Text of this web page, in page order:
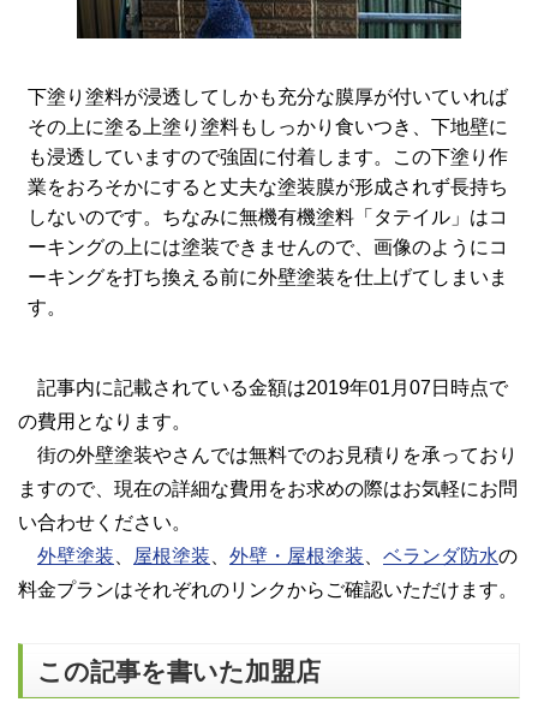
下塗り塗料が浸透してしかも充分な膜厚が付いていれば
その上に塗る上塗り塗料もしっかり食いつき、下地壁に
も浸透していますので強固に付着します。この下塗り作
業をおろそかにすると丈夫な塗装膜が形成されず長持ち
しないのです。ちなみに無機有機塗料「タテイル」はコ
ーキングの上には塗装できませんので、画像のようにコ
ーキングを打ち換える前に外壁塗装を仕上げてしまいま
す。
記事内に記載されている金額は2019年01月07日時点で
の費用となります。
街の外壁塗装やさんでは無料でのお見積りを承っており
ますので、現在の詳細な費用をお求めの際はお気軽にお問
い合わせください。
外壁塗装
屋根塗装 外壁・屋根塗装 ベランダ防水の
料金プランはそれぞれのリンクからご確認いただけます。
この記事を書いた加盟店